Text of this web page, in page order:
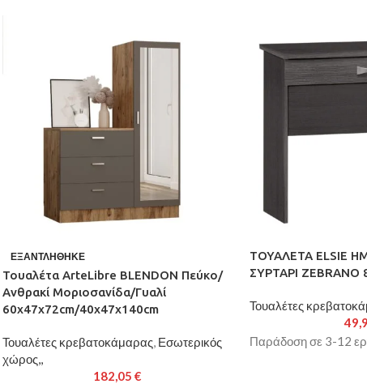
ΕΞΑΝΤΛΉΘΗΚΕ
Τουαλέτα ArteLibre BLENDON Πεύκο/
Ανθρακί Μοριοσανίδα/Γυαλί
60x47x72cm/40x47x140cm
Τουαλέτες κρεβατοκάμαρας, Εσωτερικός
χώρος,,
182,05€
ΤΟΥΑΛΕΤΑ ELSIE
ΣΥΡΤΑΡΙ ZEBRANO
Τουαλέτες
Παράδοση σε 3-12